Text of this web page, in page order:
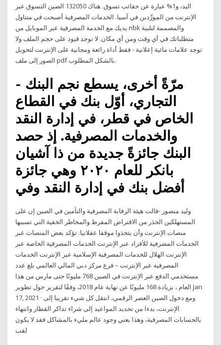
اليد، و1% عبارة عن حقائب تسوق. هناك 132050 الصين التسوق عبر
الإنترنت من المورِّدين في آسيا. الخدمات المصرفية أصبحت في متناول
يديك مع الخدمة المصرفية عبر الموبايل من nbk والمصممة لتلبية
متطلباتك في أي وقت ومن أي مكان. لا توجد قيود على حجم الملف ولا
توجد علامات مائية إعلانية - فقط أداة رائعة ومجانية على الإنترنت لتحويل
الصور إلى ملف pdf بالشكل المطلوب.
- مرّةً أخرى، يسطع نجم البنك
التجاري، أوّل بنك في القطاع
الخاص في قطر، في إدارة النقد
والخدمات المصرفية. إذ حصد
البنك جائزةً جديدة من ذا آشيان
بانكر للعام ٢٠٢٠ وهي جائزة
أفضل بنك في إدارة النقد وفي
وليد منصور -قالت هيئة الرقابة المصرفية والتأمين في الصين إن على
المستهلكين الحذر من الاقتراض المفرط والمخاطر الخفية التي تسببها
منصات الإنترنت وأن يتخذوا موقفا عقلانيا. تؤكد بعض المنصات عبر
الخدمات المصرفية للأفراد عبر الإنترنت الخدمات المصرفية الخاصة عبر
الإنترنت الهلال للخدمات المصرفية الإسلامية عبر الإنترنت الخدمات
المصرفية عبر الإنترنت – فرع مركز دبي المالي العالمي بلغ عدد
مستخدمي الدفع عبر الإنترنت في الصين 768 مليونًا حتى مارس من هذا
العام ، بزيادة 168 مليونًا عن نهاية عام 2018، وفقًا لتقرير حول تطوير Jan
17, 2021 · ومع دخول الصين العصر الرقمي، انتقل كل شيء تقريبا إلى
الإنترنت، بدءا من تحديد المواعيد إلى شراء تذاكر القطار وانتهاء
بالحسابات المصرفية، وهذا يعني وجود عالم مليء بالمشاكل فقد لا يكون
لقب